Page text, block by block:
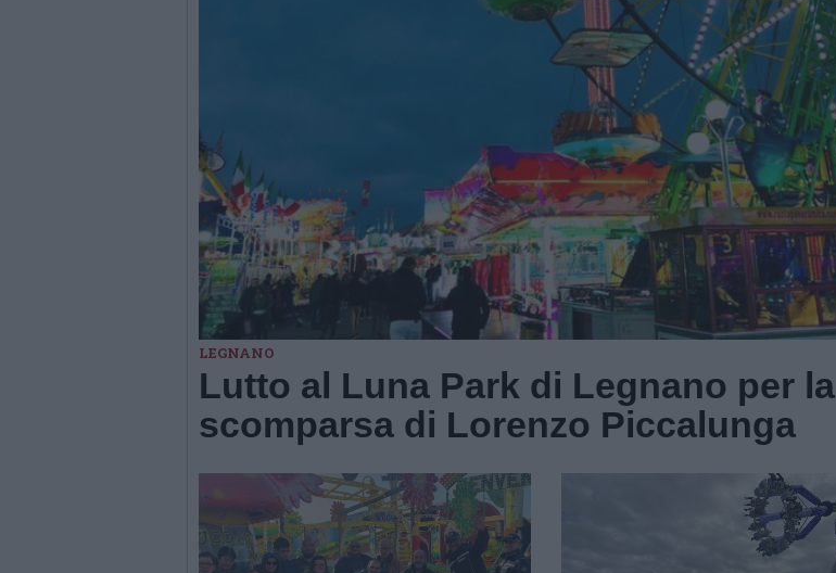
LEGNANO
Lutto al Luna Park di Legnano per la
scomparsa di Lorenzo Piccalunga